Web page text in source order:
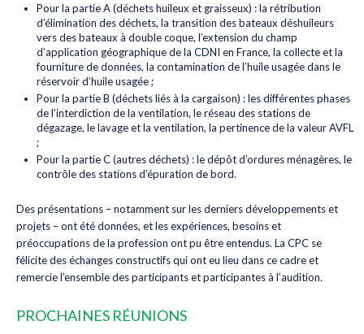
Pour la partie A (déchets huileux et graisseux) : la rétribution
d’élimination des déchets, la transition des bateaux déshuileurs
vers des bateaux à double coque, l’extension du champ
d’application géographique de la CDNI en France, la collecte et la
fourniture de données, la contamination de l’huile usagée dans le
réservoir d’huile usagée ;
Pour la partie B (déchets liés à la cargaison) : les différentes phases
de l’interdiction de la ventilation, le réseau des stations de
dégazage, le lavage et la ventilation, la pertinence de la valeur AVFL
;
Pour la partie C (autres déchets) : le dépôt d’ordures ménagères, le
contrôle des stations d’épuration de bord.
Des présentations – notamment sur les derniers développements et
projets – ont été données, et les expériences, besoins et
préoccupations de la profession ont pu être entendus. La CPC se
félicite des échanges constructifs qui ont eu lieu dans ce cadre et
remercie l’ensemble des participants et participantes à l’audition.
PROCHAINES RÉUNIONS